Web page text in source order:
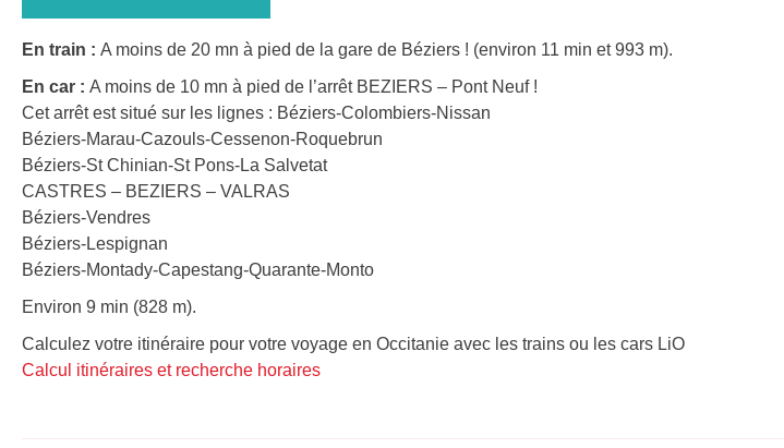
En train : A moins de 20 mn à pied de la gare de Béziers ! (environ 11 min et 993 m).
En car : A moins de 10 mn à pied de l’arrêt BEZIERS – Pont Neuf !
Cet arrêt est situé sur les lignes : Béziers-Colombiers-Nissan
Béziers-Marau-Cazouls-Cessenon-Roquebrun
Béziers-St Chinian-St Pons-La Salvetat
CASTRES – BEZIERS – VALRAS
Béziers-Vendres
Béziers-Lespignan
Béziers-Montady-Capestang-Quarante-Monto
Environ 9 min (828 m).
Calculez votre itinéraire pour votre voyage en Occitanie avec les trains ou les cars LiO
Calcul itinéraires et recherche horaires